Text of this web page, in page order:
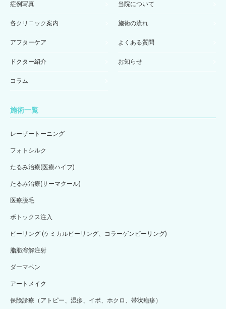
症例写真 当院について
各クリニック案内 施術の流れ
アフターケア よくある質問
ドクター紹介 お知らせ
コラム
施術一覧
レーザートーニング
フォトシルク
たるみ治療(医療ハイフ)
たるみ治療(サーマクール)
医療脱毛
ボトックス注入
ピーリング (ケミカルピーリング、コラーゲンピーリング)
脂肪溶解注射
ダーマペン
アートメイク
保険診療（アトピー、湿疹、イボ、ホクロ、帯状疱疹）